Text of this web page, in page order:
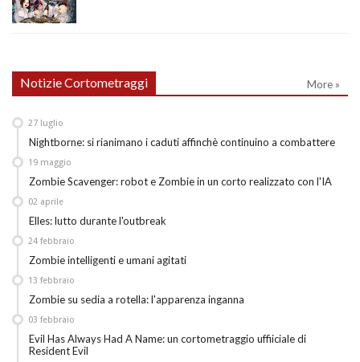
Notizie Cortometraggi More »
Nightborne: si rianimano i caduti affinchè continuino a combattere
27 luglio
Zombie Scavenger: robot e Zombie in un corto realizzato con l'IA
19 maggio
Elles: lutto durante l'outbreak
02 aprile
Zombie intelligenti e umani agitati
24 febbraio
Zombie su sedia a rotella: l'apparenza inganna
13 febbraio
Evil Has Always Had A Name: un cortometraggio uffiiciale di
Resident Evil
03 febbraio